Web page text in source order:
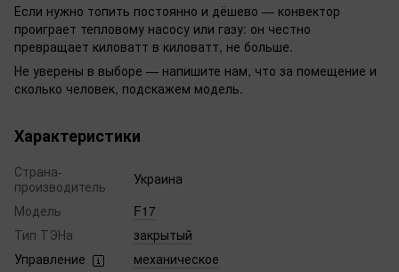
Если нужно топить постоянно и дёшево — конвектор
проиграет тепловому насосу или газу: он честно
превращает киловатт в киловатт, не больше.
Не уверены в выборе — напишите нам, что за помещение и
сколько человек, подскажем модель.
Характеристики
Страна-
производитель
Украина
Модель
F17
Тип ТЭНа
закрытый
Управление
механическое